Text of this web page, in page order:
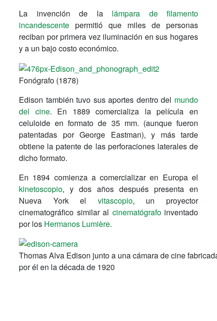
La invención de la lámpara de filamento
incandescente permitió que miles de personas
reciban por primera vez iluminación en sus hogares
y a un bajo costo económico.
Fonógrafo (1878)
Edison también tuvo sus aportes dentro del mundo
del cine. En 1889 comercializa la película en
celuloide en formato de 35 mm. (aunque fueron
patentadas por George Eastman), y más tarde
obtiene la patente de las perforaciones laterales de
dicho formato.
En 1894 comienza a comercializar en Europa el
kinetoscopio, y dos años después presenta en
Nueva York el vitascopio, un proyector
cinematográfico similar al cinematógrafoinventado
por los Hermanos Lumière.
Thomas Alva Edison junto a una cámara de cine
por él en la década de 1920